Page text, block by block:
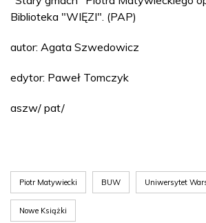
Biblioteka "WIĘZI". (PAP)
autor: Agata Szwedowicz
edytor: Paweł Tomczyk
aszw/ pat/
Piotr Matywiecki BUW Uniwersytet
Nowe Książki